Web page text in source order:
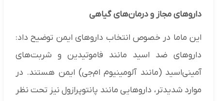
داروهای مجاز و درمان‌های گیاهی
این ماما در خصوص انتخاب داروهای ایمن توضیح داد:
داروهای ضد اسید مانند فاموتیدین و شربت‌های
آمینی‌اسید (مانند آلومینیوم ام‌جی) ایمن هستند. در
موارد شدیدتر، داروهایی مانند پانتوپرازول نیز تحت نظر